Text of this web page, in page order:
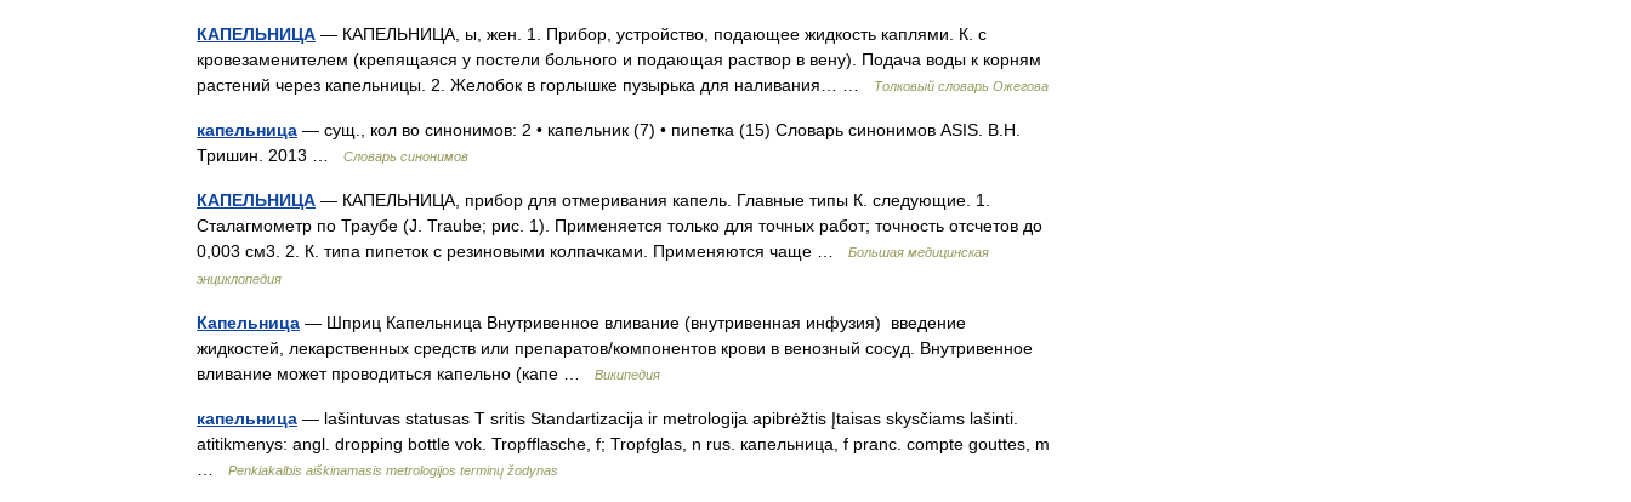
КАПЕЛЬНИЦА — КАПЕЛЬНИЦА, ы, жен. 1. Прибор, устройство, подающее жидкость каплями. К. с
кровезаменителем (крепящаяся у постели больного и подающая раствор в вену). Подача воды к корням
растений через капельницы. 2. Желобок в горлышке пузырька для наливания… …
Толковый словарь Ожегова
капельница — сущ., кол во синонимов: 2 • капельник (7) • пипетка (15) Словарь синонимов ASIS. В.Н.
Тришин. 2013 …
Словарь синонимов
КАПЕЛЬНИЦА — КАПЕЛЬНИЦА, прибор для отмеривания капель. Главные типы К. следующие. 1.
Сталагмометр по Траубе (J. Traube; рис. 1). Применяется только для точных работ; точность отсчетов до
0,003 см3. 2. К. типа пипеток с резиновыми колпачками. Применяются чаще …
Большая медицинская
энциклопедия
Капельница — Шприц Капельница Внутривенное вливание (внутривенная инфузия) введение
жидкостей, лекарственных средств или препаратов/компонентов крови в венозный сосуд. Внутривенное
вливание может проводиться капельно (капе …
Википедия
капельница — lašintuvas statusas T sritis Standartizacija ir metrologija apibrėžtis Įtaisas skysčiams lašinti.
atitikmenys: angl. dropping bottle vok. Tropfflasche, f; Tropfglas, n rus. капельница, f pranc. compte gouttes, m
Penkiakalbis aiškinamasis metrologijos terminų žodynas